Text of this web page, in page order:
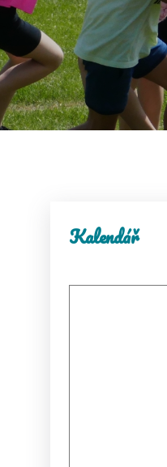
Kalendář